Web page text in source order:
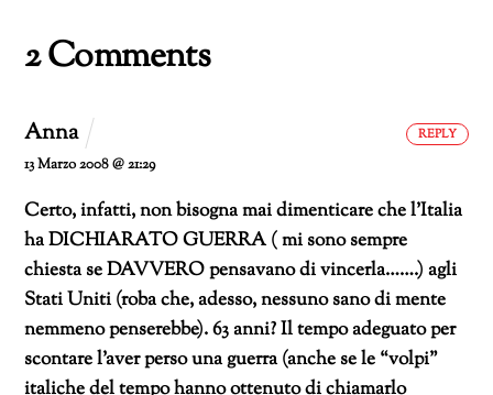
2 Comments
Anna
13 Marzo 2008 @ 21:29
Certo, infatti, non bisogna mai dimenticare che l’Italia
ha DICHIARATO GUERRA ( mi sono sempre
chiesta se DAVVERO pensavano di vincerla…….) agli
Stati Uniti (roba che, adesso, nessuno sano di mente
nemmeno penserebbe).63 anni? Il tempo adeguato per
scontare l’aver perso una guerra (anche se le “volpi”
REPLY